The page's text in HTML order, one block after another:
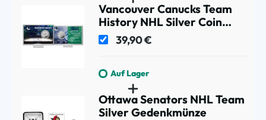
Vancouver Canucks Team
History NHL Silver Coin
Card39,90 €
Auf Lager
Ottawa Senators NHL Team
Silver Gedenkmünze